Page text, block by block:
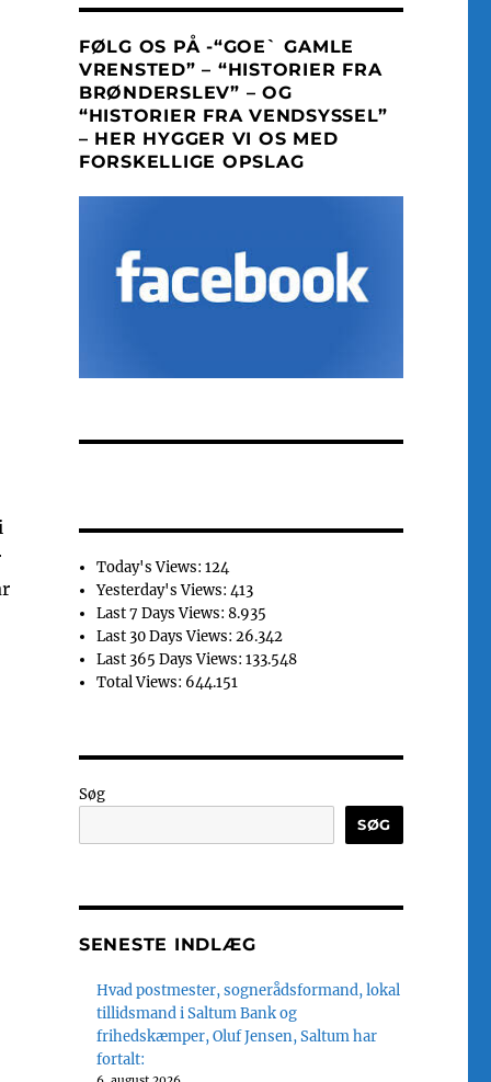
FØLG OS PÅ -“GOE` GAMLE
VRENSTED” – “HISTORIER FRA
BRØNDERSLEV” – OG
“HISTORIER FRA VENDSYSSEL”
– HER HYGGER VI OS MED
FORSKELLIGE OPSLAG
Today's Views:124
Yesterday's Views:413
Last 7 Days Views:8.935
Last 30 Days Views:26.342
Last 365 Days Views:133.548
Total Views: 644.151
Søg
SØG
SENESTE INDLÆG
Hvad postmester, sognerådsformand, lokal
tillidsmand i Saltum Bank og
frihedskæmper, Oluf Jensen, Saltum har
fortalt: